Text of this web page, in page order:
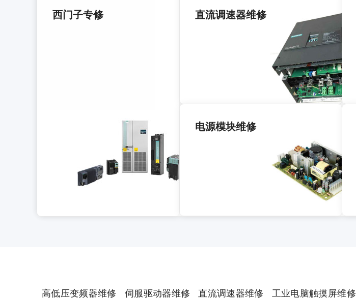
西门子专修 直流调速器维修
电源模块维修
高低压变频器维修 伺服驱动器维修 直流调速器维修 工业电脑触摸屏维修